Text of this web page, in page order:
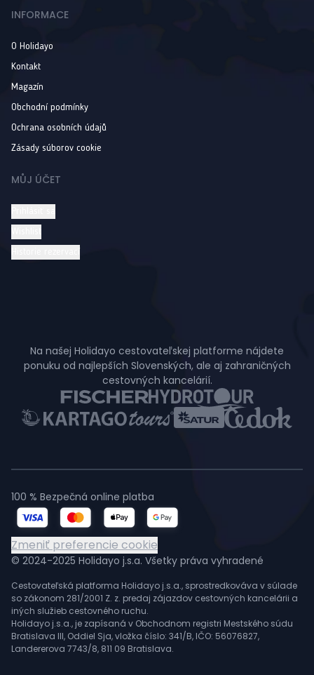
INFORMACE
O Holidayo
Kontakt
Magazín
Obchodní podmínky
Ochrana osobních údajů
Zásady súborov cookie
MŮJ ÚČET
Na našej Holidayo cestovateľskej platforme nájdete
ponuku od najlepších Slovenských, ale aj zahraničných
cestovných kancelárií.
© 2024-2025 Holidayo j.s.a. Všetky práva vyhradené
Cestovateľská platforma Holidayo j.s.a., sprostredkováva v súlade
so zákonom 281/2001 Z. z. predaj zájazdov cestovných kancelárii a
iných služieb cestovného ruchu.
Holidayo j.s.a., je zapísaná v Obchodnom registri Mestského súdu
Bratislava III, Oddiel Sja, vložka číslo: 341/B, IČO: 56076827,
Landererova 7743/8, 811 09 Bratislava.
100 % Bezpečná online platba
Zmeniť preferencie cookie